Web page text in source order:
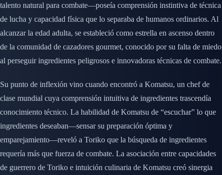
talento natural para combate—poseía comprensión instintiva de técnica
de lucha y capacidad física que lo separaba de humanos ordinarios. Al
alcanzar la edad adulta, se estableció como estrella en ascenso dentro
de la comunidad de cazadores gourmet, conocido por su falta de miedo
al perseguir ingredientes peligrosos e innovadoras técnicas de combate.
Su punto de inflexión vino cuando encontró a Komatsu, un chef de
clase mundial cuya comprensión intuitiva de ingredientes trascendía
conocimiento técnico. La habilidad de Komatsu de “escuchar” lo que
ingredientes deseaban—sensar su preparación óptima y
emparejamiento—reveló a Toriko que la búsqueda de ingredientes
requería más que fuerza de combate. La asociación entre capacidades
de guerrero de Toriko e intuición culinaria de Komatsu creó sinergia